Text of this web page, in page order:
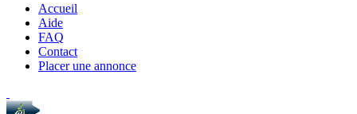
Accueil
Aide
FAQ
Contact
Placer une annonce